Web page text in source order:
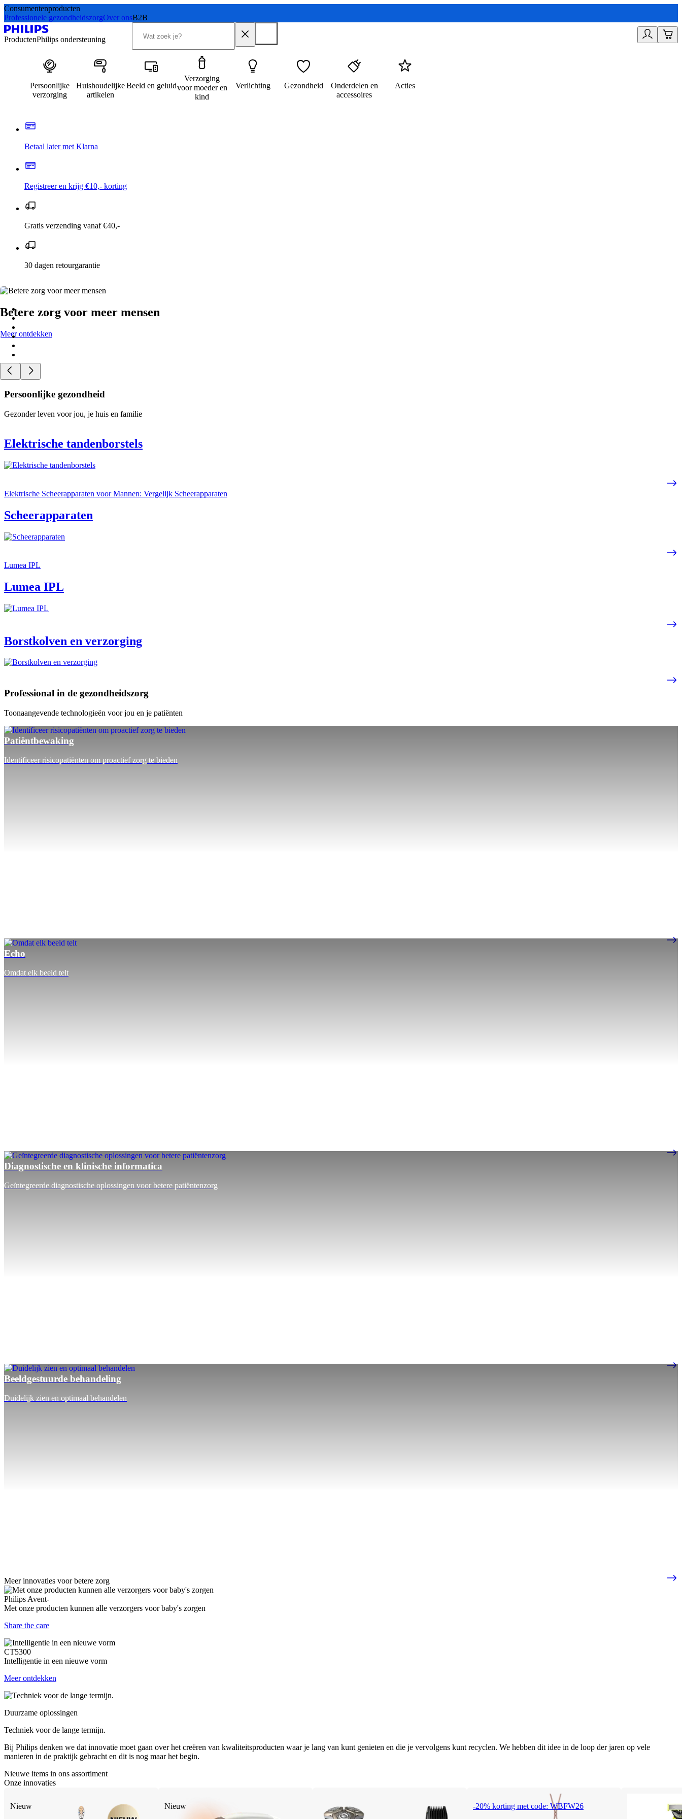
Consumentenproducten
Professionele gezondheidszorgOver onsB2B
ProductenPhilips ondersteuning
Persoonlijke
verzorging
Huishoudelijke
artikelen
Beeld en geluid
Verzorging
voor moeder en
kind
Verlichting Gezondheid
Onderdelen en
accessoires
Acties
Betaal later met Klarna
Registreer en krijg €10,- korting
Gratis verzending vanaf €40,-
30 dagen retourgarantie
Betere zorg voor meer mensen
Meer ontdekken
Persoonlijke gezondheid
Gezonder leven voor jou, je huis en familie
Elektrische tandenborstels
Elektrische Scheerapparaten voor Mannen: Vergelijk Scheerapparaten
Scheerapparaten
Lumea IPL
Lumea IPL
Borstkolven en verzorging
Professional in de gezondheidszorg
Toonaangevende technologieën voor jou en je patiënten
Patiëntbewaking
Identificeer risicopatiënten om proactief zorg te bieden
Echo
Omdat elk beeld telt
Diagnostische en klinische informatica
Geïntegreerde diagnostische oplossingen voor betere patiëntenzorg
Beeldgestuurde behandeling
Duidelijk zien en optimaal behandelen
Meer innovaties voor betere zorg
Philips Avent-
Met onze producten kunnen alle verzorgers voor baby's zorgen
Share the care
CT5300
Intelligentie in een nieuwe vorm
Meer ontdekken
Duurzame oplossingen
Techniek voor de lange termijn.
Bij Philips denken we dat innovatie moet gaan over het creëren van kwaliteitsproducten waar je lang van kunt genieten en die je vervolgens kunt recyclen. We hebben dit idee in de loop der jaren op vele
manieren in de praktijk gebracht en dit is nog maar het begin.
Nieuwe items in ons assortiment
Onze innovaties
Nieuw Nieuw -20% korting met code: WBFW26